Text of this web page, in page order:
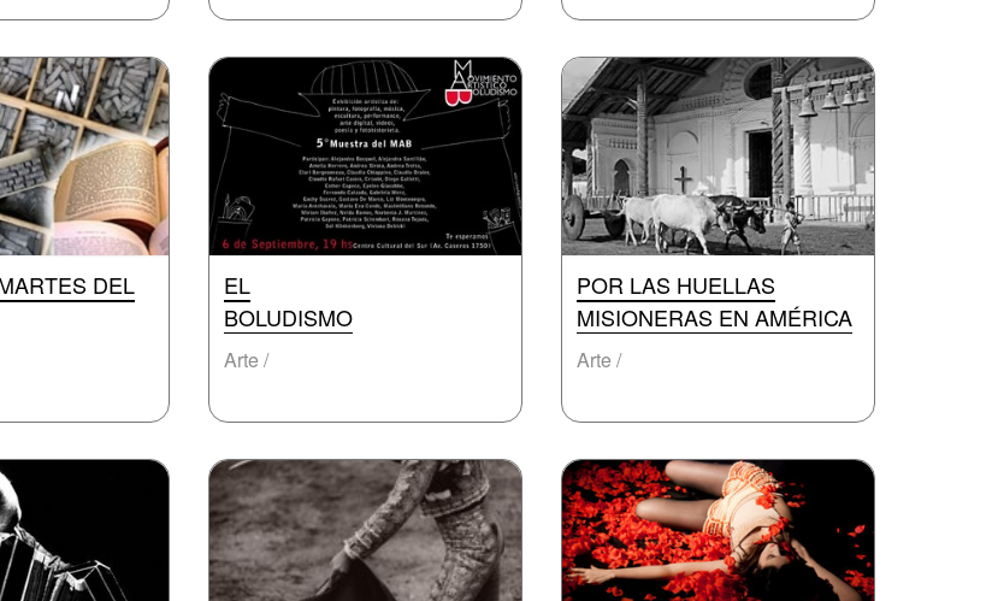
DEL
EL
BOLUDISMO
Arte /
POR LAS HUELLAS
MISIONERAS EN AMÉRICA
Arte /